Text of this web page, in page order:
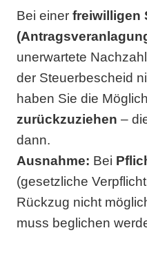
Bei einer freiwilligen
unerwartete
der Steuerbescheid
haben Sie die
zurückzuziehen –
dann.
Ausnahme: Bei
(gesetzliche
Rückzug nicht
muss beglichen